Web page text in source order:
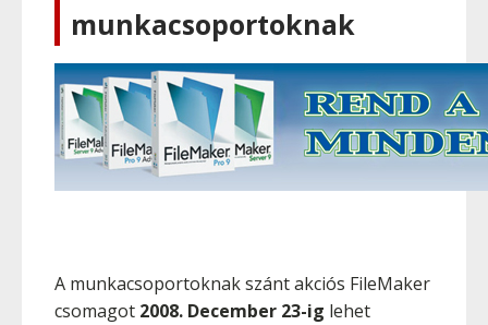
munkacsoportoknak
A munkacsoportoknak szánt akciós FileMaker
csomagot 2008. December 23-ig lehet